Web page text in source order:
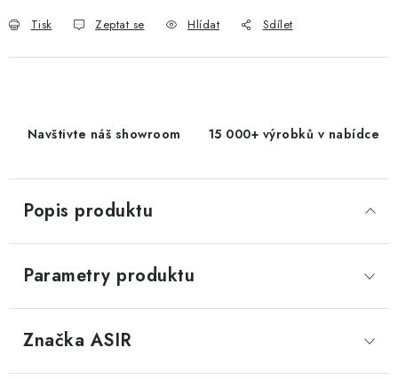
Tisk Zeptat se Hlídat Sdílet
Navštivte náš showroom 15 000+ výrobků v nabídce
Popis produktu
Parametry produktu
Značka ASIR